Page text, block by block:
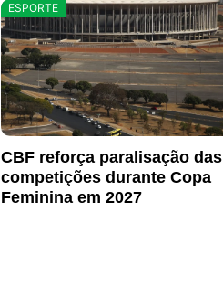
ESPORTE
CBF reforça paralisação das
competições durante Copa
Feminina em 2027